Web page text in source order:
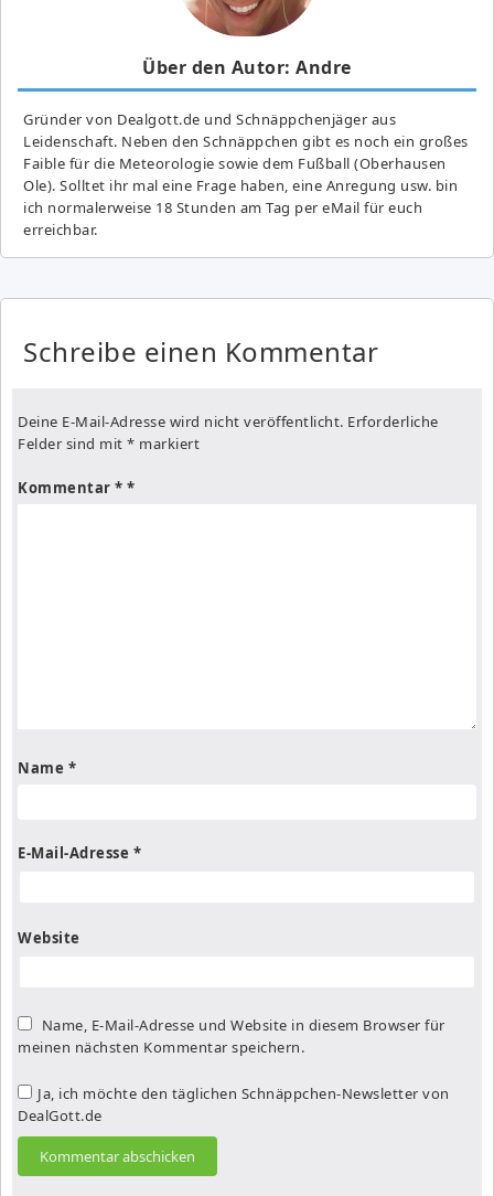
Über den Autor: Andre
Gründer von Dealgott.de und Schnäppchenjäger aus
Leidenschaft. Neben den Schnäppchen gibt es noch ein großes
Fai­ble für die Meteorologie sowie dem Fußball (Oberhausen
Ole). Solltet ihr mal eine Frage haben, eine Anregung usw. bin
ich normalerweise 18 Stunden am Tag per eMail für euch
erreichbar.
Schreibe einen Kommentar
Deine E-Mail-Adresse wird nicht veröffentlicht. Erforderliche
Felder sind mit * markiert
Kommentar *
Name *
E-Mail-Adresse *
Website
Name, E-Mail-Adresse und Website in diesem Browser für
meinen nächsten Kommentar speichern.
Ja, ich möchte den täglichen Schnäppchen-Newsletter von
DealGott.de